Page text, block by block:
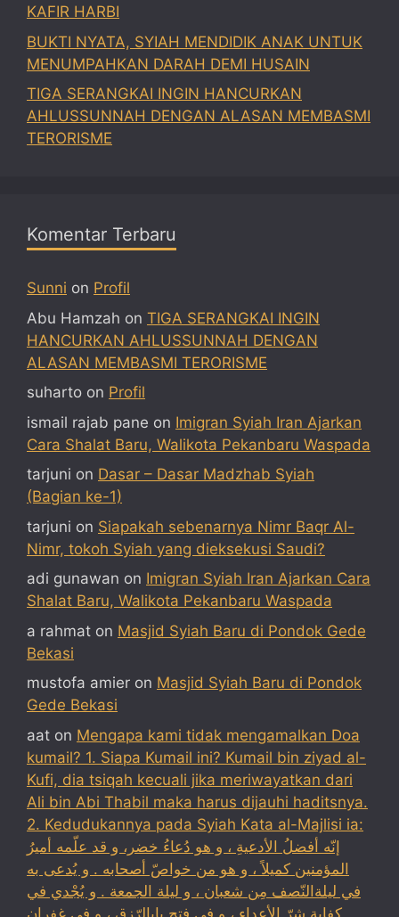
KAFIR HARBI
BUKTI NYATA, SYIAH MENDIDIK ANAK UNTUK
MENUMPAHKAN DARAH DEMI HUSAIN
TIGA SERANGKAI INGIN HANCURKAN
AHLUSSUNNAH DENGAN ALASAN MEMBASMI
TERORISME
Komentar Terbaru
Sunni on Profil
Abu Hamzah on TIGA SERANGKAI INGIN
HANCURKAN AHLUSSUNNAH DENGAN
ALASAN MEMBASMI TERORISME
suharto on Profil
ismail rajab pane on Imigran Syiah Iran Ajarkan
Cara Shalat Baru, Walikota Pekanbaru Waspada
tarjuni on Dasar – Dasar Madzhab Syiah
(Bagian ke-1)
tarjuni on Siapakah sebenarnya Nimr Baqr Al-
Nimr, tokoh Syiah yang dieksekusi Saudi?
adi gunawan on Imigran Syiah Iran Ajarkan Cara
Shalat Baru, Walikota Pekanbaru Waspada
a rahmat on Masjid Syiah Baru di Pondok Gede
Bekasi
mustofa amier on Masjid Syiah Baru di Pondok
Gede Bekasi
aat on Mengapa kami tidak mengamalkan Doa
kumail? 1. Siapa Kumail ini? Kumail bin ziyad al-
Kufi, dia tsiqah kecuali jika meriwayatkan dari
Ali bin Abi Thabil maka harus dijauhi haditsnya.
2. Kedudukannya pada Syiah Kata al-Majlisi ia:
إنّه أفضلُ الأدعيةِ ، و هو دُعاءُ خضر، و قد علّمه أميرُ
المؤمنين كميلاً ، و هو من خواصّ أصحابه . و يُدعى به
في ليلةالنّصف مِن شعبان ، و ليلة الجمعة . و يُجْدي في
كفاية شرّ الأعداء ، و في فتح بابالرّزق ، و في غفران